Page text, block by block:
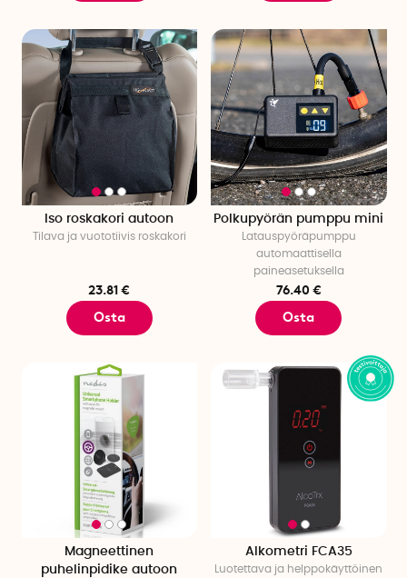
Iso roskakori autoon
Tilava ja vuototiivis roskakori
23.81 €
Osta
Polkupyörän pumppu mini
Latauspyöräpumppu
automaattisella
paineasetuksella
76.40 €
Osta
Magneettinen
puhelinpidike autoon
Alkometri FCA35
Luotettava ja helppokäyttöinen